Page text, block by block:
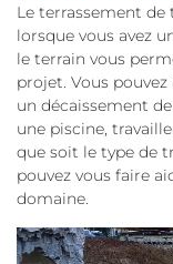
Le terrassement de
lorsque vous avez
le terrain vous
projet. Vous
un décaissement
une piscine,
que soit le type de
pouvez vous faire
domaine.